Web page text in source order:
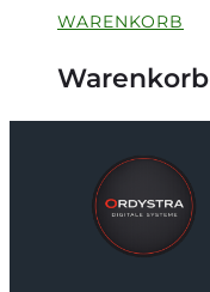
WARENKORB
Warenkorb